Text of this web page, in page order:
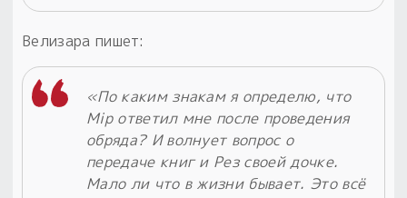
Велизара пишет:
«По каким знакам я определю, что
Мiр ответил мне после проведения
обряда? И волнует вопрос о
передаче книг и Рез своей дочке.
Мало ли что в жизни бывает. Это всё